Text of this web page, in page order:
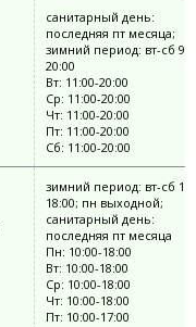
санитарный день:
последняя пт месяца;
зимний период: вт-сб
20:00
Вт: 11:00-20:00
Ср: 11:00-20:00
Чт: 11:00-20:00
Пт: 11:00-20:00
Сб: 11:00-20:00
зимний период: вт-сб
18:00; пн выходной;
санитарный день:
последняя пт месяца
Пн: 10:00-18:00
Вт: 10:00-18:00
Ср: 10:00-18:00
Чт: 10:00-18:00
Пт: 10:00-17:00